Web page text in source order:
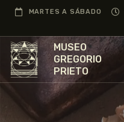
MARTES A SÁBADO
MUSEO
GREGORIO
PRIETO